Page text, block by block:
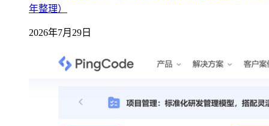
年整理）
2026年7月29日